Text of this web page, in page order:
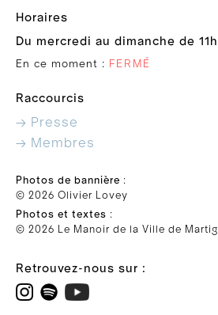
Horaires
Du mercredi au dimanche de 11h
En ce moment : FERMÉ
Raccourcis
→ Presse
→ Membres
Photos de bannière :
© 2026 Olivier Lovey
Photos et textes :
© 2026 Le Manoir de la Ville de
Retrouvez-nous sur :